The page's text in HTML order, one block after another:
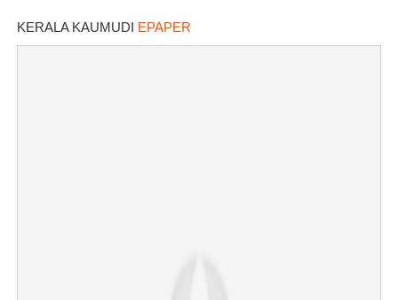
KERALA KAUMUDI EPAPER